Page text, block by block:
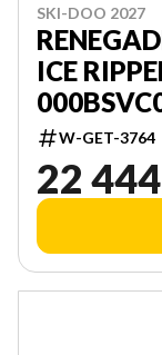
SKI-DOO 2027
ICE
W-GET-3764
22